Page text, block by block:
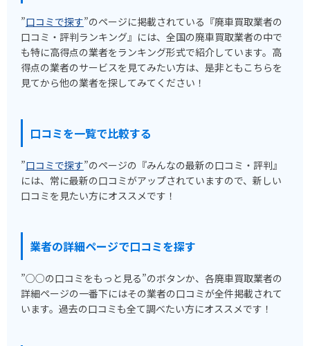
”口コミで探す”のページに掲載されている『廃車買取業者の
口コミ・評判ランキング』には、全国の廃車買取業者の中で
も特に高得点の業者をランキング形式で紹介しています。高
得点の業者のサービスを見てみたい方は、是非ともこちらを
見てから他の業者を探してみてください！
口コミを一覧で比較する
”口コミで探す”のページの『みんなの最新の口コミ・評判』
には、常に最新の口コミがアップされていますので、新しい
口コミを見たい方にオススメです！
業者の詳細ページで口コミを探す
”○○の口コミをもっと見る”のボタンか、各廃車買取業者の
詳細ページの一番下にはその業者の口コミが全件掲載されて
います。過去の口コミも全て調べたい方にオススメです！